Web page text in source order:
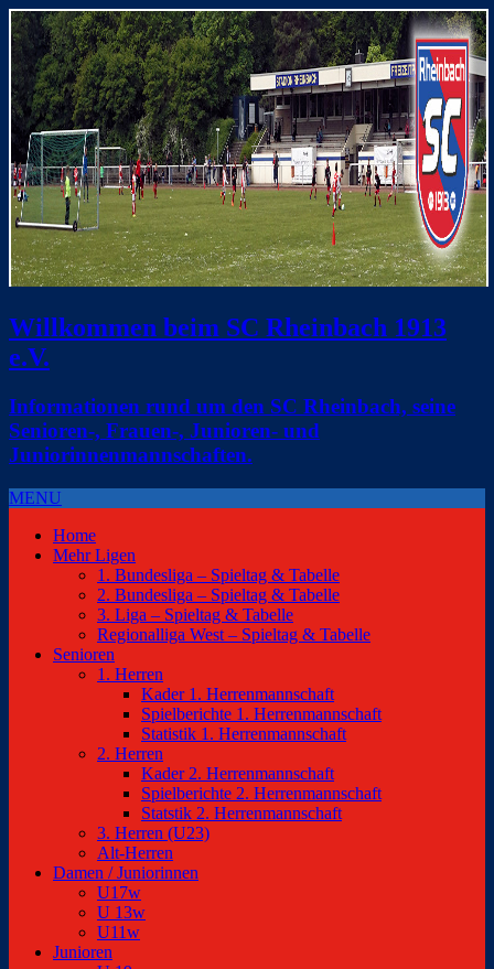
Willkommen beim SC Rheinbach 1913
e.V.
Informationen rund um den SC Rheinbach, seine
Senioren-, Frauen-, Junioren- und
Juniorinnenmannschaften.
MENU
Home
Mehr Ligen
1. Bundesliga – Spieltag & Tabelle
2. Bundesliga – Spieltag & Tabelle
3. Liga – Spieltag & Tabelle
Regionalliga West – Spieltag & Tabelle
Senioren
1. Herren
Kader 1. Herrenmannschaft
Spielberichte 1. Herrenmannschaft
Statistik 1. Herrenmannschaft
2. Herren
Kader 2. Herrenmannschaft
Spielberichte 2. Herrenmannschaft
Statstik 2. Herrenmannschaft
3. Herren (U23)
Alt-Herren
Damen / Juniorinnen
U17w
U 13w
U11w
Junioren